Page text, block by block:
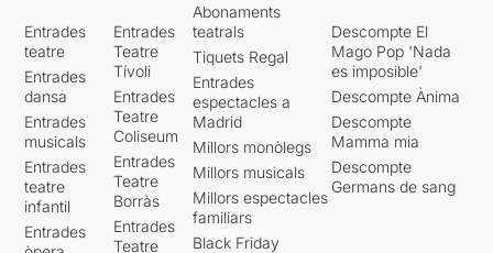
sota la vigilància permanent
d'aquell que ho veia i ho
sabia tot. En aquest ambient,
la canalla creix i va tenint les
seves primeres experiències
vitals, tot i patint algunes
absències obligades.La
música d'en Sisa sempre
present, va entrellaçant i
lligant les diferents escenes i
ens emociona.
Entrades
teatre
Entrades
dansa
Entrades
musicals
Entrades
teatre
infantil
Entrades
Entrades
Teatre
Tívoli
Entrades
Teatre
Coliseum
Entrades
Teatre
Borràs
Entrades
Teatre
Abonaments
teatrals
Tiquets Regal
Entrades
espectacles a
Madrid
Millors monòlegs
Millors musicals
Millors espectacles
familiars
Black Friday
Descompte El
Mago Pop 'Nada
es imposible'
Descompte Ànima
Descompte
Mamma mia
Descompte
Germans de sang